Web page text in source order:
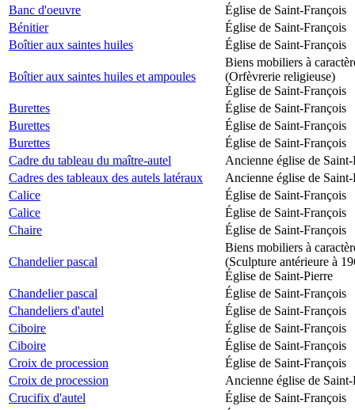
Banc d'oeuvre
Église de Saint-François
Bénitier
Église de Saint-François
Boîtier aux saintes huiles
Église de Saint-François
Boîtier aux saintes huiles et ampoules
Biens mobiliers à
(Orfèvrerie religieuse)
Église de Saint-François
Burettes
Église de Saint-François
Burettes
Église de Saint-François
Burettes
Église de Saint-François
Cadre du tableau du maître-autel
Ancienne église de Saint-
Cadres des tableaux des autels latéraux
Ancienne église de Saint-
Calice
Église de Saint-François
Calice
Église de Saint-François
Chaire
Église de Saint-François
Chandelier pascal
Biens mobiliers à
(Sculpture antérieure à
Église de Saint-Pierre
Chandelier pascal
Église de Saint-François
Chandeliers d'autel
Église de Saint-François
Ciboire
Église de Saint-François
Ciboire
Église de Saint-François
Croix de procession
Église de Saint-François
Croix de procession
Ancienne église de Saint-
Crucifix d'autel
Église de Saint-François